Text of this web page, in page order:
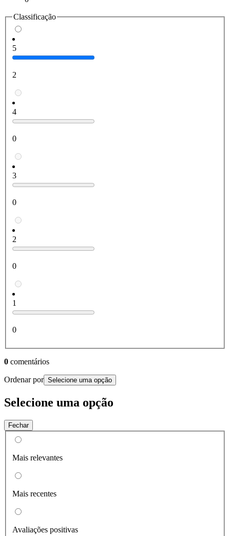
Classificação
5
2
4
0
3
0
2
0
1
0
0 comentários
Ordenar por Selecione uma opção
Selecione uma opção
Fechar
Mais relevantes
Mais recentes
Avaliações positivas